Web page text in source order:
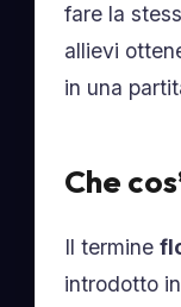
fare la
allievi
in una
Che
Il termine
introdotto